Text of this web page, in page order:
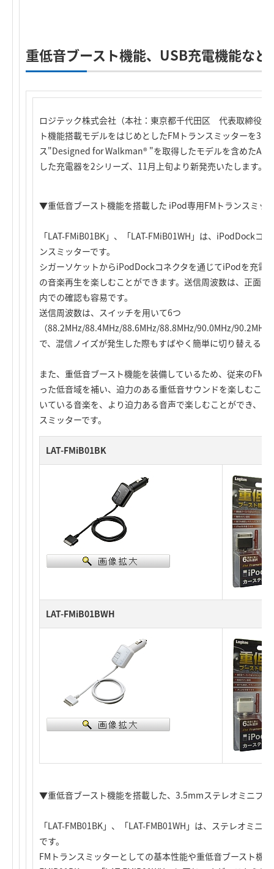
重低音ブースト機能、USB充電機能な
ロジテック株式会社（本社：東京都千代田区 代表取締役社
ト機能搭載モデルをはじめとしたFMトランスミッターを3シ
ス"Designed for Walkman® "を取得したモデルを含めた
した充電器を2シリーズ、11月上旬より新発売いたします。
▼重低音ブースト機能を搭載した iPod専用FMトランスミッ
「LAT-FMiB01BK」、「LAT-FMiB01WH」は、iPodDockコ
ンスミッターです。
シガーソケットからiPodDockコネクタを通じてiPodを充電
の音楽再生を楽しむことができます。送信周波数は、正面
内での確認も容易です。
送信周波数は、スイッチを用いて6つ
（88.2MHz/88.4MHz/88.6MHz/88.8MHz/90.0MHz/
で、混信ノイズが発生した際もすばやく簡単に切り替えるこ
また、重低音ブースト機能を装備しているため、従来のFM
った低音域を補い、迫力のある重低音サウンドを楽しむこ
いている音楽を、より迫力ある音声で楽しむことができ、
スミッターです。
LAT-FMiB01BK
LAT-FMiB01BWH
▼重低音ブースト機能を搭載した、3.5mmステレオミニプ
「LAT-FMB01BK」、「LAT-FMB01WH」は、ステレオミニ
です。
FMトランスミッターとしての基本性能や重低音ブースト機